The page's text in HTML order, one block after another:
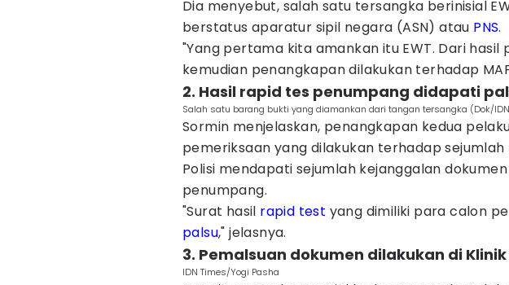
Dia menyebut, salah satu tersangka berinisial
berstatus aparatur sipil negara (ASN) atau PNS.
"Yang pertama kita amankan itu EWT. Dari hasil
kemudian penangkapan dilakukan terhadap
2. Hasil rapid tes penumpang didapati
Salah satu barang bukti yang diamankan dari tangan tersangka (Dok/
Sormin menjelaskan, penangkapan kedua
pemeriksaan yang dilakukan terhadap
Polisi mendapati sejumlah kejanggalan
penumpang.
"Surat hasil rapid test yang dimiliki para calon
palsu," jelasnya.
3. Pemalsuan dokumen dilakukan di
IDN Times/Yogi Pasha